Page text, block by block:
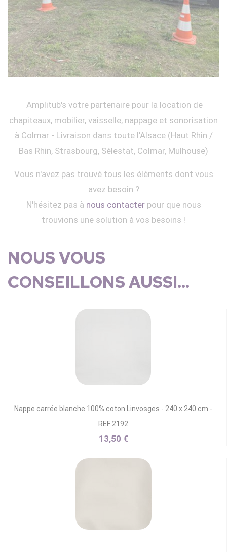
Amplitub's votre partenaire pour la location de
chapiteaux, mobilier, vaisselle, nappage et sonorisation
à Colmar - Livraison dans toute l'Alsace (Haut Rhin /
Bas Rhin, Strasbourg, Sélestat, Colmar, Mulhouse)
Vous n'avez pas trouvé tous les éléments dont vous
avez besoin ?
N'hésitez pas à nous contacterpour que nous
trouvions une solution à vos besoins !
NOUS VOUS
CONSEILLONS AUSSI...
Nappe carrée blanche 100% coton Linvosges - 240 x 240 cm -
REF 2192
13,50 €